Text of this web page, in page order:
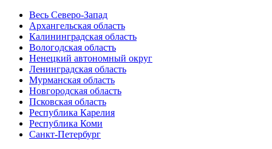
Весь Северо-Запад
Архангельская область
Калининградская область
Вологодская область
Ненецкий автономный округ
Ленинградская область
Мурманская область
Новгородская область
Псковская область
Республика Карелия
Республика Коми
Санкт-Петербург